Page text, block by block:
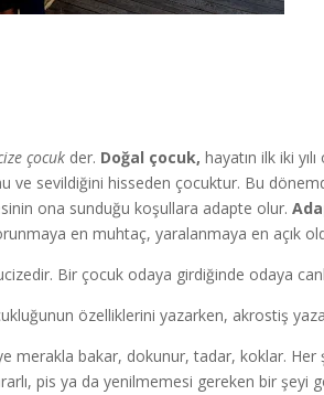
çocukder. Doğal çocuk, hayatın ilk iki yılı
ve sevildiğini hisseden çocuktur. Bu
ona sunduğu koşullara adapte olur.
en muhtaç, yaralanmaya en açık
Bir çocuk odaya girdiğinde odaya
özelliklerini yazarken, akrostiş
merakla bakar, dokunur, tadar, koklar. Her
pis ya da yenilmemesi gereken bir şeyi